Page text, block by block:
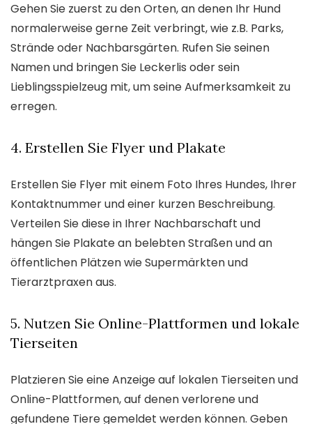
Gehen Sie zuerst zu den Orten, an denen Ihr Hund
normalerweise gerne Zeit verbringt, wie z.B. Parks,
Strände oder Nachbarsgärten. Rufen Sie seinen
Namen und bringen Sie Leckerlis oder sein
Lieblingsspielzeug mit, um seine Aufmerksamkeit zu
erregen.
4. Erstellen Sie Flyer und Plakate
Erstellen Sie Flyer mit einem Foto Ihres Hundes, Ihrer
Kontaktnummer und einer kurzen Beschreibung.
Verteilen Sie diese in Ihrer Nachbarschaft und
hängen Sie Plakate an belebten Straßen und an
öffentlichen Plätzen wie Supermärkten und
Tierarztpraxen aus.
5. Nutzen Sie Online-Plattformen und lokale
Tierseiten
Platzieren Sie eine Anzeige auf lokalen Tierseiten und
Online-Plattformen, auf denen verlorene und
gefundene Tiere gemeldet werden können. Geben